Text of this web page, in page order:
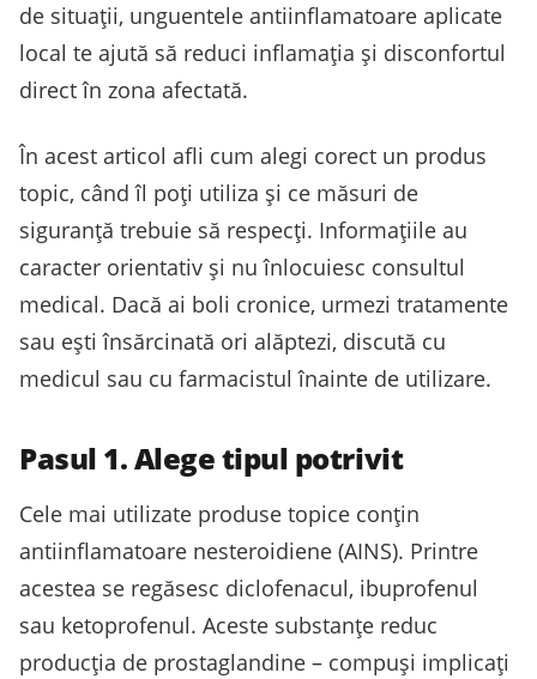
de situații, unguentele antiinflamatoare aplicate
local te ajută să reduci inflamația și disconfortul
direct în zona afectată.
În acest articol afli cum alegi corect un produs
topic, când îl poți utiliza și ce măsuri de
siguranță trebuie să respecți. Informațiile au
caracter orientativ și nu înlocuiesc consultul
medical. Dacă ai boli cronice, urmezi tratamente
sau ești însărcinată ori alăptezi, discută cu
medicul sau cu farmacistul înainte de utilizare.
Pasul 1. Alege tipul potrivit
Cele mai utilizate produse topice conțin
antiinflamatoare nesteroidiene (AINS). Printre
acestea se regăsesc diclofenacul, ibuprofenul
sau ketoprofenul. Aceste substanțe reduc
producția de prostaglandine – compuși implicați